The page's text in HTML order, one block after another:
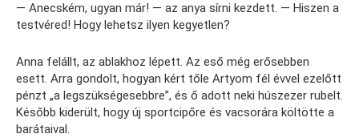
— Anecském, ugyan már! — az anya sírni kezdett. — Hiszen a
testvéred! Hogy lehetsz ilyen kegyetlen?
Anna felállt, az ablakhoz lépett. Az eső még erősebben
esett. Arra gondolt, hogyan kért tőle Artyom fél évvel ezelőtt
pénzt „a legszükségesebbre”, és ő adott neki húszezer rubelt.
Később kiderült, hogy új sportcipőre és vacsorára költötte a
barátaival.